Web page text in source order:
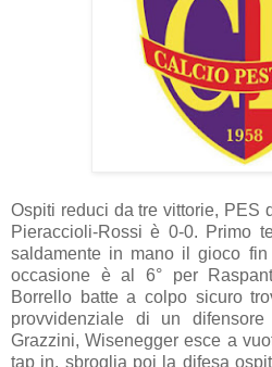
Ospiti reduci da tre vittorie, PES
Pieraccioli-Rossi è 0-0. Primo
saldamente in mano il gioco
occasione è al 6° per
Borrello batte a colpo sicuro
provvidenziale di un
Grazzini, Wisenegger esce a
tap in, sbroglia poi la difesa